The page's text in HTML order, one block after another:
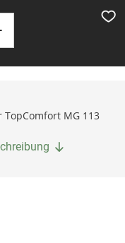
MG 113